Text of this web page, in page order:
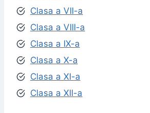
Clasa a VII-a
Clasa a VIII-a
Clasa a IX-a
Clasa a X-a
Clasa a XI-a
Clasa a XII-a